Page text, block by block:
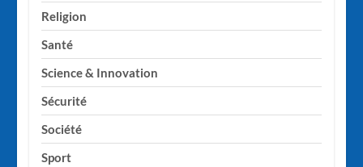
Religion
Santé
Science & Innovation
Sécurité
Société
Sport